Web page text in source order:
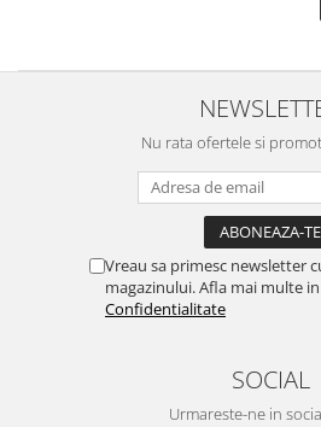
Nu rata ofertele si
Vreau sa primesc newsletter
magazinului. Afla mai multe in
Confidentialitate
SOCIAL
Urmareste-ne in